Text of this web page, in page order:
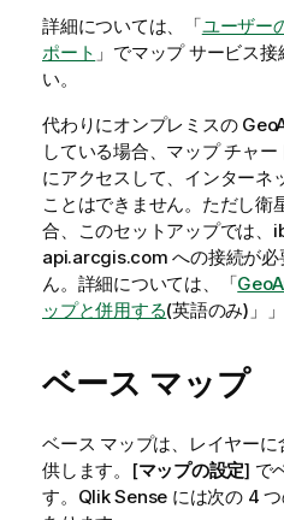
詳細については、「ユーザー
ポート 」でマップ サービス
い。
代わりにオンプレミスの
している場合、マップ チャ
にアクセスして、インターネ
ことはできません。ただし衛
合、このセットアップでは
api.arcgis.com への接続が必
ん。詳細については、「
ップと併用する(英語のみ) 」
ベース マップ
ベース マップは、レイヤー
供します。[マップの設定] で
す。 Qlik Sense には次の 4